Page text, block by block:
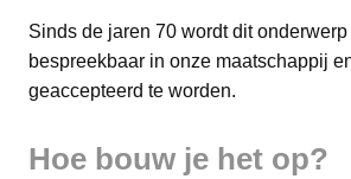
Sinds de jaren 70 wordt dit
bespreekbaar in onze maatschappij
geaccepteerd te worden.
Hoe bouw je het op?